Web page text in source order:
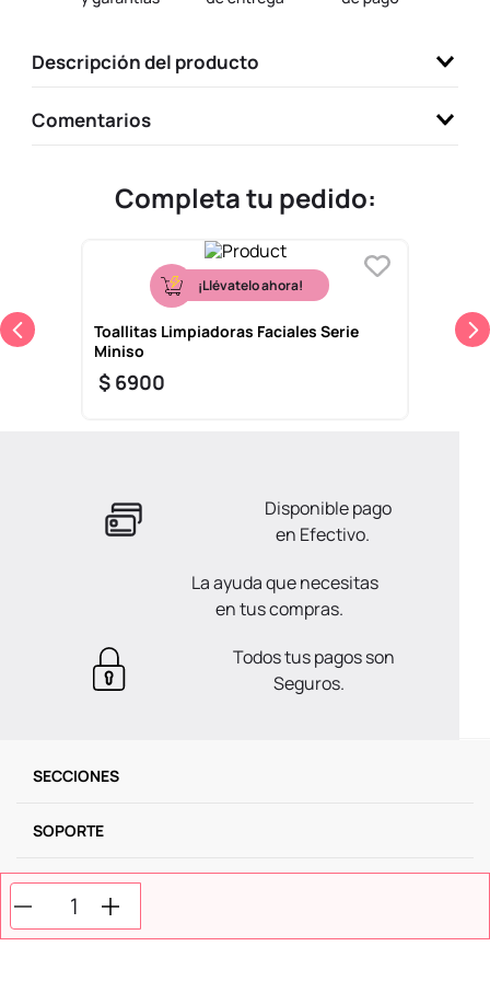
Descripción del producto
Comentarios
Completa tu pedido:
¡Llévatelo ahora!
Toallitas Limpiadoras Faciales Serie
Miniso
$ 6900
Disponible pago
en Efectivo.
La ayuda que necesitas
en tus compras.
Todos tus pagos son
Seguros.
SECCIONES
SOPORTE
SERVICIOS
NOSOTROS
10. llaveros